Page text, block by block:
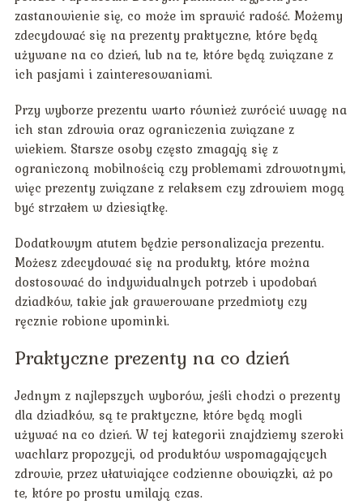
zastanowienie się, co może im sprawić radość. Możemy
zdecydować się na prezenty praktyczne, które będą
używane na co dzień, lub na te, które będą związane z
ich pasjami i zainteresowaniami.
Przy wyborze prezentu warto również zwrócić uwagę na
ich stan zdrowia oraz ograniczenia związane z
wiekiem. Starsze osoby często zmagają się z
ograniczoną mobilnością czy problemami zdrowotnymi,
więc prezenty związane z relaksem czy zdrowiem mogą
być strzałem w dziesiątkę.
Dodatkowym atutem będzie personalizacja prezentu.
Możesz zdecydować się na produkty, które można
dostosować do indywidualnych potrzeb i upodobań
dziadków, takie jak grawerowane przedmioty czy
ręcznie robione upominki.
Praktyczne prezenty na co dzień
Jednym z najlepszych wyborów, jeśli chodzi o prezenty
dla dziadków, są te praktyczne, które będą mogli
używać na co dzień. W tej kategorii znajdziemy szeroki
wachlarz propozycji, od produktów wspomagających
zdrowie, przez ułatwiające codzienne obowiązki, aż po
te, które po prostu umilają czas.